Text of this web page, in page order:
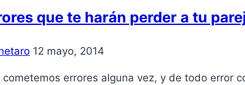
que te harán perder a tu
12 mayo, 2014
cometemos errores alguna vez, y de todo error